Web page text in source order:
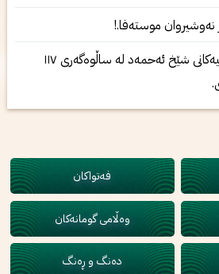
فەتواکان
وەڵامی گومانەکان
دەنگ و ڕەنگ
موستەفا.!
پەیامی پرۆژە بانگەوزاييەكانى شێخ ئەحمەد له ساڵوەگەری ١١٧